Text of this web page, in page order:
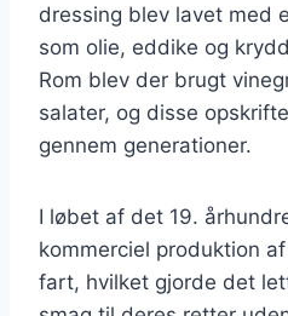
dressing blev lavet med
som olie, eddike og
Rom blev der brugt
salater, og disse
gennem generationer.
I løbet af det 19.
kommerciel produktion
fart, hvilket gjorde det